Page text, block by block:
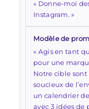
« Donne-moi
Instagram. »
« Agis en tant
pour une
Notre cible sont
soucieux de
un calendrier
avec 3 idées de